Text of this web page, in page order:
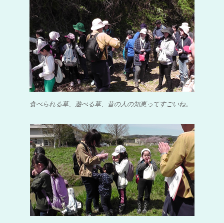
食べられる草、遊べる草、昔の人の知恵ってすごいね。